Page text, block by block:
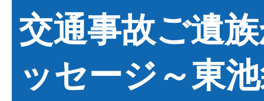
交通事故ご遺
ッセージ～東